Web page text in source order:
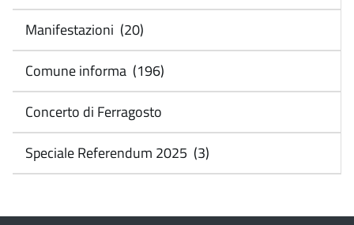
Manifestazioni (20)
Comune informa (196)
Concerto di Ferragosto
Speciale Referendum 2025 (3)